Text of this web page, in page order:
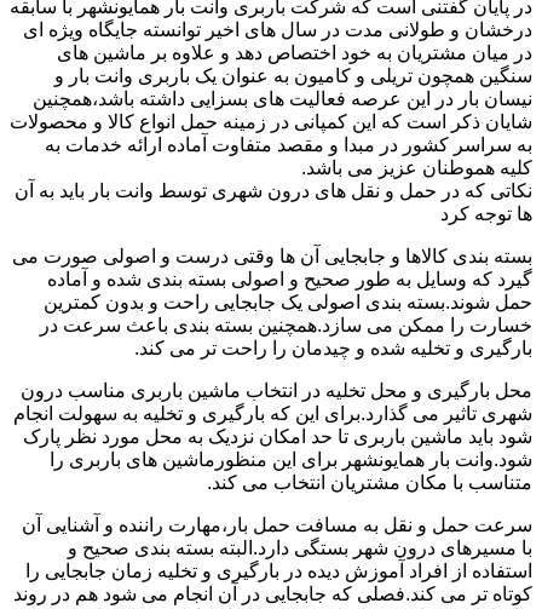
در پایان گفتنی است که شرکت باربری وانت بار همایونشهر با سابقه
درخشان و طولانی مدت در سال های اخیر توانسته جایگاه ویژه ای
در میان مشتریان به خود اختصاص دهد و علاوه بر ماشین های
سنگین همچون تریلی و کامیون به عنوان یک باربری وانت بار و
نیسان بار در این عرصه فعالیت های بسزایی داشته باشد،همچنین
شایان ذکر است که این کمپانی در زمینه حمل انواع کالا و محصولات
به سراسر کشور در مبدا و مقصد متفاوت آماده ارائه خدمات به
کلیه هموطنان عزیز می باشد.
نکاتی که در حمل و نقل های درون شهری توسط وانت بار باید به آن
ها توجه کرد
بسته بندی کالاها و جابجایی آن ها وقتی درست و اصولی صورت می
گیرد که وسایل به طور صحیح و اصولی بسته بندی شده و آماده
حمل شوند.بسته بندی اصولی یک جابجایی راحت و بدون کمترین
خسارت را ممکن می سازد.همچنین بسته بندی باعث سرعت در
بارگیری و تخلیه شده و چیدمان را راحت تر می کند.
محل بارگیری و محل تخلیه در انتخاب ماشین باربری مناسب درون
شهری تاثیر می گذارد.برای این که بارگیری و تخلیه به سهولت انجام
شود باید ماشین باربری تا حد امکان نزدیک به محل مورد نظر پارک
شود.وانت بار همایونشهر برای این منظورماشین های باربری را
متناسب با مکان مشتریان انتخاب می کند.
سرعت حمل و نقل به مسافت حمل بار،مهارت راننده و آشنایی آن
با مسیرهای درون شهر بستگی دارد.البته بسته بندی صحیح و
استفاده از افراد آموزش دیده در بارگیری و تخلیه زمان جابجایی را
کوتاه تر می کند.فصلی که جابجایی در آن انجام می شود هم در روند